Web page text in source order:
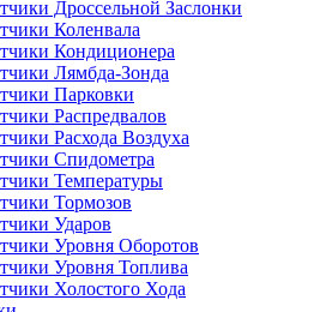
Дроссельной Заслонки
Коленвала
Кондиционера
Лямбда-Зонда
Парковки
Распредвалов
Расхода Воздуха
Спидометра
Температуры
Тормозов
Ударов
Уровня Оборотов
Уровня Топлива
Холостого Хода